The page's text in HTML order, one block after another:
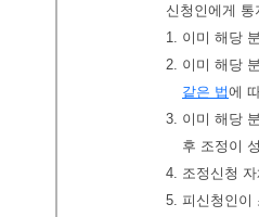
신청인에게
1. 이미 해당
2. 이미 해당
같은 법에
3. 이미 해당
후 조정이
4. 조정신청
5. 피신청인이